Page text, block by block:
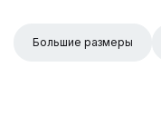
Большие размеры